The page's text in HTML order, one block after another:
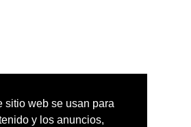
sitio web se usan para
y los anuncios,